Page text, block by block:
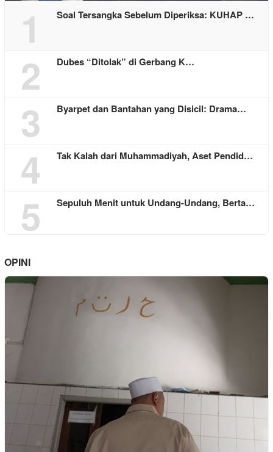
1 Soal Tersangka Sebelum Diperiksa: KUHAP …
2 Dubes “Ditolak” di Gerbang K…
3 Byarpet dan Bantahan yang Disicil: Drama…
4 Tak Kalah dari Muhammadiyah, Aset Pendid…
5 Sepuluh Menit untuk Undang-Undang, Berta…
OPINI